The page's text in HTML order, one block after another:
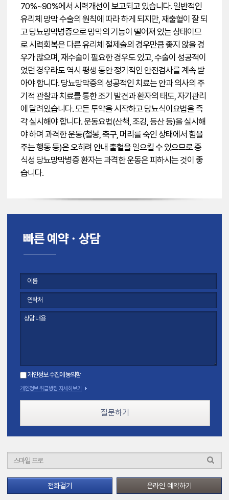
70%~90%에서 시력개선이 보고되고 있습니다. 일반적인
유리체 망막 수술의 원칙에 따라 하게 되지만, 재출혈이 잘 되
고 당뇨망막병증으로 망막의 기능이 떨어져 있는 상태이므
로 시력회복은 다른 유리체 절제술의 경우만큼 좋지 않을 경
우가 많으며, 재수술이 필요한 경우도 있고, 수술이 성공적이
었던 경우라도 역시 평생 동안 정기적인 안전검사를 계속 받
아야 합니다. 당뇨망막증의 성공적인 치료는 안과 의사의 주
기적 관찰과 치료를 통한 조기 발견과 환자의 태도, 자기관리
에 달려있습니다. 모든 투약을 시작하고 당뇨식이요법을 즉
각 실시해야 합니다. 운동요법(산책, 조깅, 등산 등)을 실시해
야 하며 과격한 운동(철봉, 축구, 머리를 숙인 상태에서 힘을
주는 행동 등)은 오히려 안내 출혈을 일으킬 수 있으므로 증
식성 당뇨망막병증 환자는 과격한 운동은 피하시는 것이 좋
습니다.
개인정보 수집에 동의함
개인정보 취급방침 자세히보기
질문하기
전화걸기 온라인 예약하기